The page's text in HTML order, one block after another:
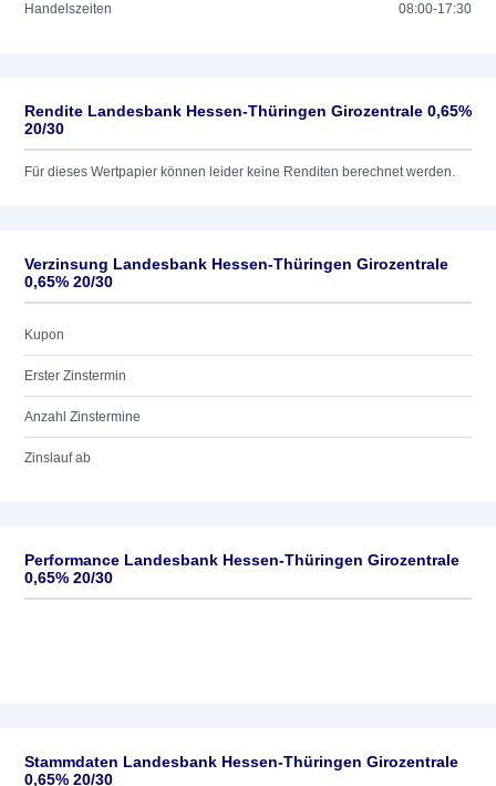
Handelszeiten 08:00-17:30
Rendite Landesbank Hessen-Thüringen Girozentrale 0,65%
20/30
Für dieses Wertpapier können leider keine Renditen berechnet werden.
Verzinsung Landesbank Hessen-Thüringen Girozentrale
0,65% 20/30
Kupon
Erster Zinstermin
Anzahl Zinstermine
Zinslauf ab
Performance Landesbank Hessen-Thüringen Girozentrale
0,65% 20/30
Stammdaten Landesbank Hessen-Thüringen Girozentrale
0,65% 20/30